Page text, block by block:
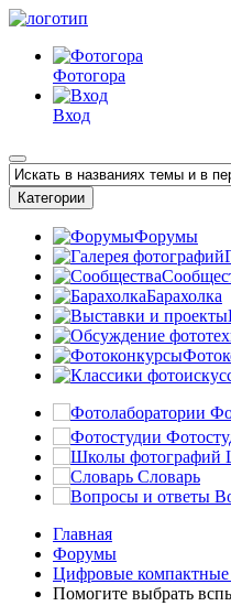
Фотогора
Вход
Категории
Форумы
Барахолка
Словарь
Главная
Форумы
Цифровые компактные
Помогите выбрать